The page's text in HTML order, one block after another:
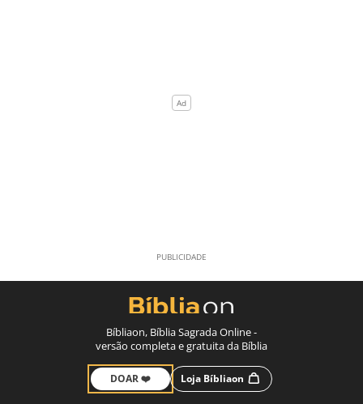
Bíbliaon, Bíblia Sagrada Online -
versão completa e gratuita da Bíblia
DOAR ❤️ Loja Bíbliaon